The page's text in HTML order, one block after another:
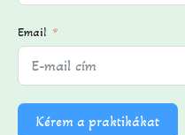
Email
Kérem a praktikákat